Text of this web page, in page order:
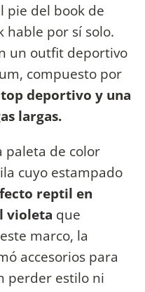
pie del book de
hable por sí solo.
un outfit deportivo
compuesto por
deportivo y una
largas.
paleta de color
cuyo estampado
reptil en
violeta que
marco, la
accesorios para
perder estilo ni